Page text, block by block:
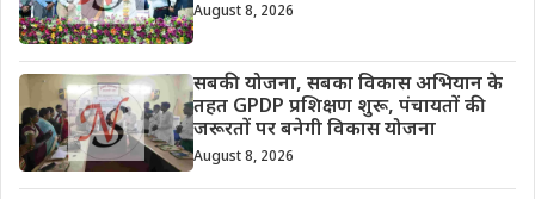
August 8, 2026
सबकी योजना, सबका विकास अभियान के
तहत GPDP प्रशिक्षण शुरू, पंचायतों की
जरूरतों पर बनेगी विकास योजना
August 8, 2026